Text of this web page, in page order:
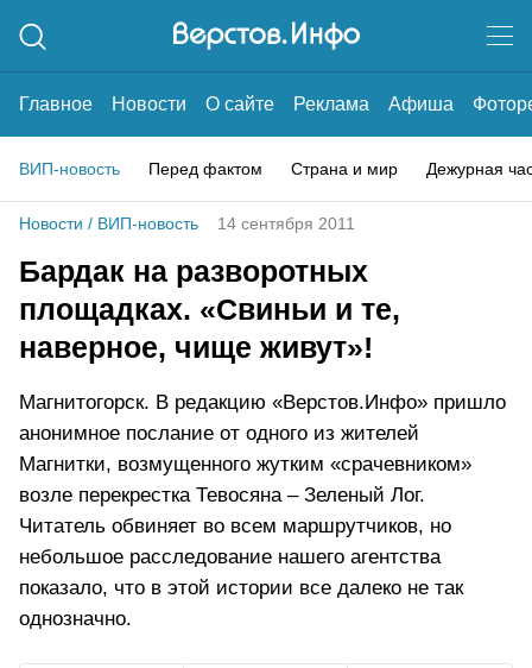
Главное Новости О сайте Реклама Афиша
ВИП-новость Перед фактом Страна и мир Дежурная
Новости / ВИП-новость 14 сентября 2011
Бардак на разворотных
площадках. «Свиньи и те,
наверное, чище живут»!
Магнитогорск. В редакцию «Верстов.Инфо» пришло
анонимное послание от одного из жителей
Магнитки, возмущенного жутким «срачевником»
возле перекрестка Тевосяна – Зеленый Лог.
Читатель обвиняет во всем маршрутчиков, но
небольшое расследование нашего агентства
показало, что в этой истории все далеко не так
однозначно.